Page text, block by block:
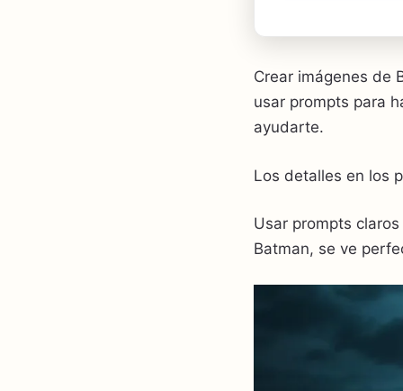
Crear imágenes de
usar prompts para
ayudarte.
Los detalles en los
Usar prompts
Batman, se ve